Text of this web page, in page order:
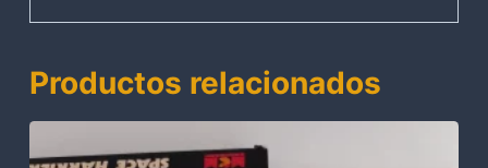
Productos relacionados